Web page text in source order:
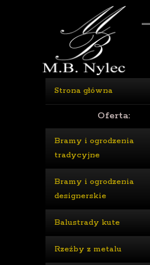
Strona główna
Oferta:
Bramy i ogrodzenia
tradycyjne
Bramy i ogrodzenia
designerskie
Balustrady kute
Rzeźby z metalu